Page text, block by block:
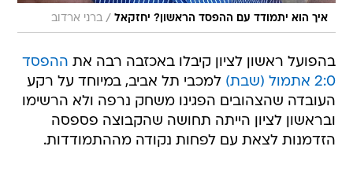
איך הוא יתמודד עם ההפסד הראשון? יחזקאל / ברני ארדוב
בהפועל ראשון לציון קיבלו באכזבה רבה את ההפסד
2:0 אתמול (שבת)
למכבי תל אביב, במיוחד על רקע
העובדה שהצהובים הפגינו משחק נרפה ולא הרשימו
ובראשון לציון הייתה תחושה שהקבוצה פספסה
הזדמנות לצאת עם לפחות נקודה מההתמודדות.